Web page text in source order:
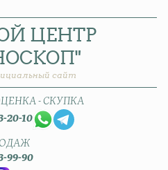
ЦЕНТР
сайт
- СКУПКА
20-10
99-90